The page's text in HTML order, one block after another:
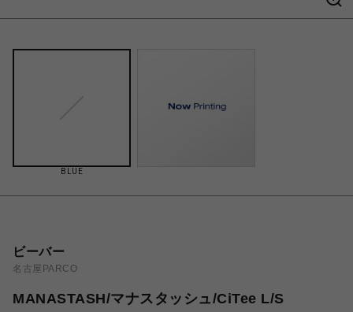
BLUE
ビーバー
名古屋PARCO
MANASTASH/マナスタッシュ/CiTee L/S